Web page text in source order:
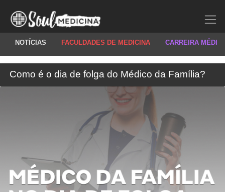
NOTÍCIAS FACULDADES DE MEDICINA CARREIRA
Como é o dia de folga do Médico da Família?